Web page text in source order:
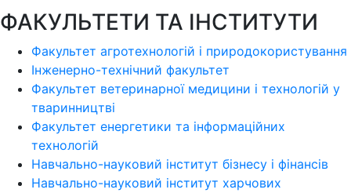
ФАКУЛЬТЕТИ ТА ІНСТИТУТИ
Факультет агротехнологій і природокористування
Інженерно-технічний факультет
Факультет ветеринарної медицини і технологій у
тваринництві
Факультет енергетики та інформаційних
технологій
Навчально-науковий інститут бізнесу і фінансів
Навчально-науковий інститут харчових